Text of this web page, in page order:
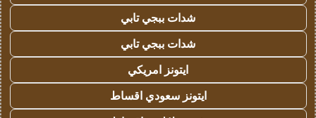
شدات ببجي تابي
شدات ببجي تابي
ايتونز امريكي
ايتونز سعودي اقساط